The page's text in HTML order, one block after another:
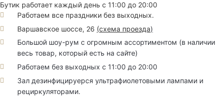
Бутик работает каждый день с 11:00 до 20:00
Работаем все праздники без выходных.
Варшавское шоссе, 26 (схема проезда)
Большой шоу-рум с огромным ассортиментом (в наличии
весь товар, который есть на сайте)
Работаем без выходных с 11:00 до 20:00
Зал дезинфицируерся ультрафиолетовыми лампами и
рециркуляторами.